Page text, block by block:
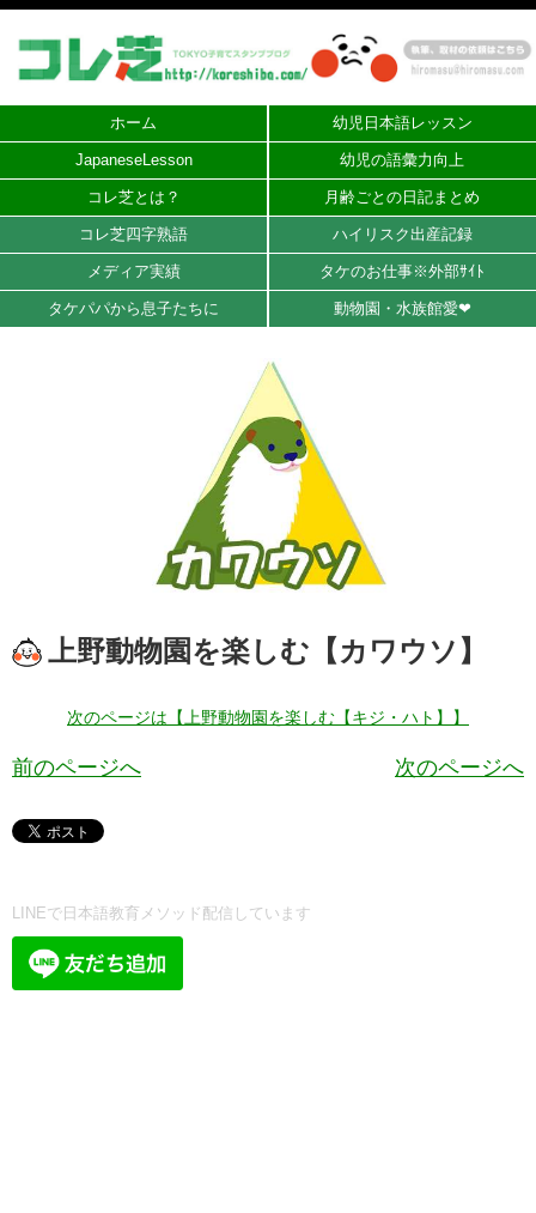
ホーム 幼児日本語レッスン
JapaneseLesson 幼児の語彙力向上
コレ芝とは？ 月齢ごとの日記まとめ
コレ芝四字熟語 ハイリスク出産記録
メディア実績 タケのお仕事※外部ｻｲﾄ
タケパパから息子たちに 動物園・水族館愛❤︎
上野動物園を楽しむ【カワウソ】
次のページは【上野動物園を楽しむ【キジ・ハト】】
前のページへ 次のページへ
LINEで日本語教育メソッド配信しています